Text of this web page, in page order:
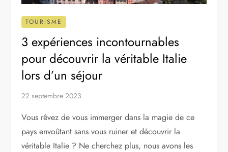
TOURISME
3 expériences incontournables
pour découvrir la véritable Italie
lors d’un séjour
22 septembre 2023
Vous rêvez de vous immerger dans la magie de ce
pays envoûtant sans vous ruiner et découvrir la
véritable Italie ? Ne cherchez plus, nous avons les